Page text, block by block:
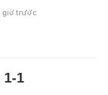
giờ trước
1